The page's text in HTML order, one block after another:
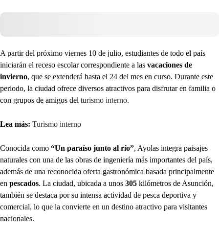
A partir del próximo viernes 10 de julio, estudiantes de todo el país
iniciarán el receso escolar correspondiente a las vacaciones de
invierno, que se extenderá hasta el 24 del mes en curso. Durante este
periodo, la ciudad ofrece diversos atractivos para disfrutar en familia o
con grupos de amigos del turismo interno.
Lea más: Turismo interno
Conocida como “Un paraíso junto al río”, Ayolas integra paisajes
naturales con una de las obras de ingeniería más importantes del país,
además de una reconocida oferta gastronómica basada principalmente
en pescados. La ciudad, ubicada a unos 305 kilómetros de Asunción,
también se destaca por su intensa actividad de pesca deportiva y
comercial, lo que la convierte en un destino atractivo para visitantes
nacionales.